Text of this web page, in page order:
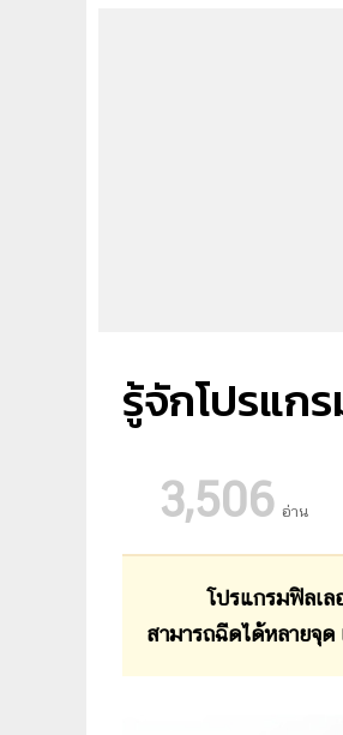
รู้จักโปรแก
3,506 อ่าน
โปรแกรมฟิลเล
สามารถฉีดได้หลายจุ